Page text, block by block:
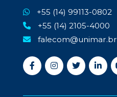
+55 (14) 99113-0802
+55 (14) 2105-4000
falecom@unimar.br